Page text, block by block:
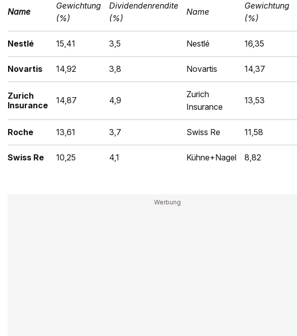
Name
Gewichtung
(%)
Dividendenrendite
(%)
Name
Gewichtung
(%)
Nestlé 15,41 3,5 Nestlé 16,35
Novartis 14,92 3,8 Novartis 14,37
Zurich
Insurance
14,87 4,9
Zurich
Insurance
13,53
Roche 13,61 3,7 Swiss Re 11,58
Swiss Re 10,25 4,1 Kühne+Nagel 8,82